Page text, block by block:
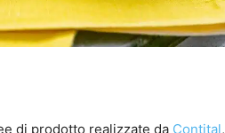
di prodotto realizzate da Contital,